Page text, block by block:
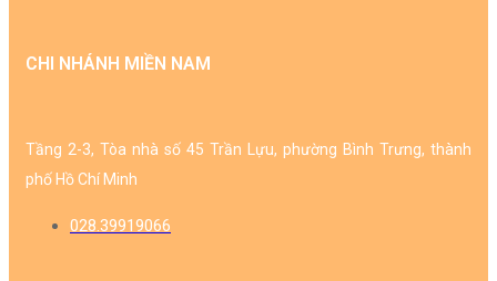
CHI NHÁNH MIỀN NAM
Tầng 2-3, Tòa nhà số 45 Trần Lựu, phường Bình Trưng, thành
phố Hồ Chí Minh
028.39919066